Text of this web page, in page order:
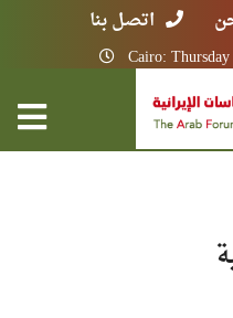
اتصل بنا
Cairo: